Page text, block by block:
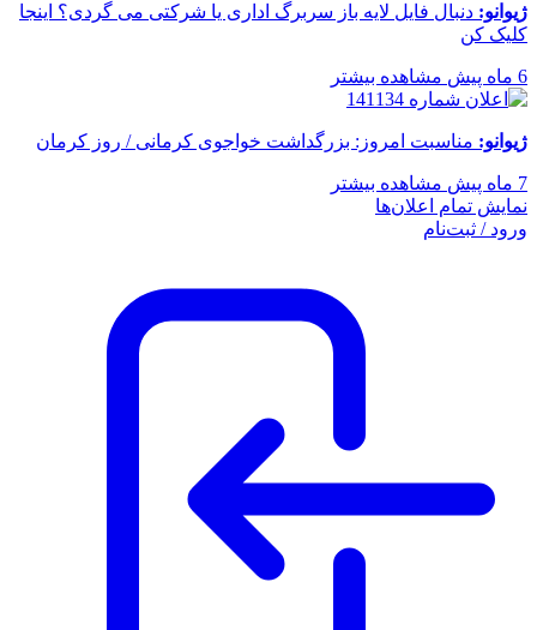
ژیوانو: دنبال فایل لایه باز سربرگ اداری یا شرکتی می گردی؟ اینجا
کلیک کن
6 ماه پیش مشاهده بیشتر
ژیوانو: مناسبت امروز: بزرگداشت خواجوی کرمانی / روز کرمان
7 ماه پیش
مشاهده بیشتر
نمایش تمام اعلان‌ها
ورود / ثبت‌نام